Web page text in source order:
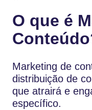
O que é
Marketing de
distribuição de
que atrairá e
específico.